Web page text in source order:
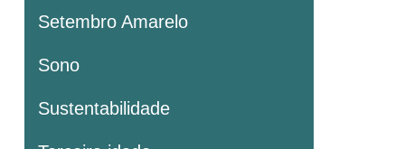
Setembro Amarelo
Sono
Sustentabilidade